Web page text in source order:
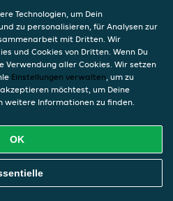
Technologien, um Dein
zu personalisieren, für Analysen zur
mit Dritten. Wir
und Cookies von Dritten. Wenn Du
aller Cookies. Wir setzen
Einstellungen verwalten, um zu
möchtest, um Deine
weitere Informationen zu finden.
OK